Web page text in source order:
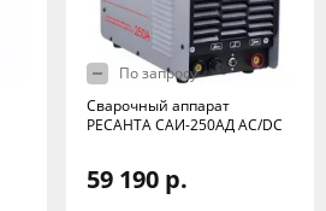
По запросу
Сварочный аппарат
РЕСАНТА САИ-250АД AC/DC
59 190 р.